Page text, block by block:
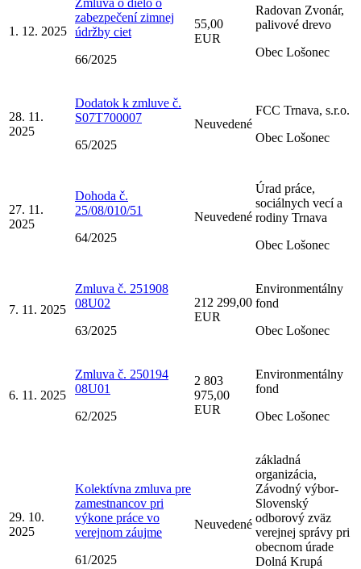
1. 12. 2025
zabezpečení zimnej
údržby ciet
66/2025
55,00
EUR
Radovan Zvonár,
palivové drevo
Obec Lošonec
28. 11.
2025
Dodatok k zmluve č.
S07T700007
65/2025
Neuvedené
FCC Trnava, s.r.o.
Obec Lošonec
27. 11.
2025
Dohoda č.
25/08/010/51
64/2025
Neuvedené
Úrad práce,
sociálnych vecí a
rodiny Trnava
Obec Lošonec
7. 11. 2025
Zmluva č. 251908
08U02
63/2025
212 299,00
EUR
Environmentálny
fond
Obec Lošonec
6. 11. 2025
Zmluva č. 250194
08U01
62/2025
2 803
975,00
EUR
Environmentálny
fond
Obec Lošonec
29. 10.
2025
Kolektívna zmluva pre
zamestnancov pri
výkone práce vo
verejnom záujme
61/2025
Neuvedené
základná
organizácia,
Závodný výbor-
Slovenský
odborový zväz
verejnej správy pri
obecnom úrade
Dolná Krupá